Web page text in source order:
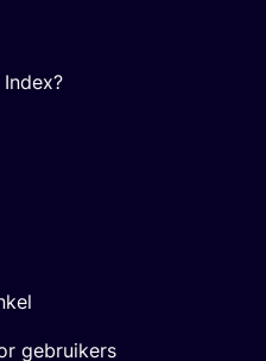
gebruikers